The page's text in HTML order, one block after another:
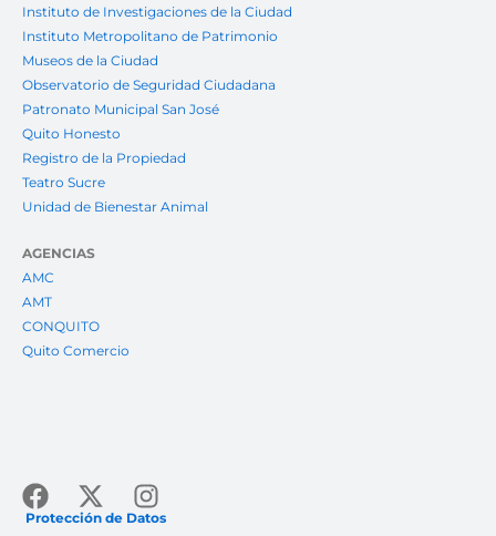
Instituto de Investigaciones de la Ciudad
Instituto Metropolitano de Patrimonio
Museos de la Ciudad
Observatorio de Seguridad Ciudadana
Patronato Municipal San José
Quito Honesto
Registro de la Propiedad
Teatro Sucre
Unidad de Bienestar Animal
AGENCIAS
AMC
AMT
CONQUITO
Quito Comercio
Protección de Datos